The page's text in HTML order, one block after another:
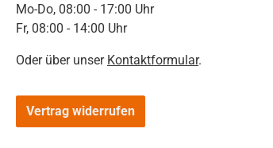
Mo-Do, 08:00 - 17:00 Uhr
Fr, 08:00 - 14:00 Uhr
Oder über unser Kontaktformular.
Vertrag widerrufen